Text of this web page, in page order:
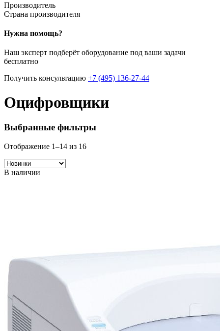
Производитель
Страна производителя
Нужна помощь?
Наш эксперт подберёт оборудование под ваши задачи
бесплатно
Получить консультацию +7 (495) 136-27-44
Оцифровщики
Выбранные фильтры
Отображение 1–14 из 16Сортировка:
В наличии